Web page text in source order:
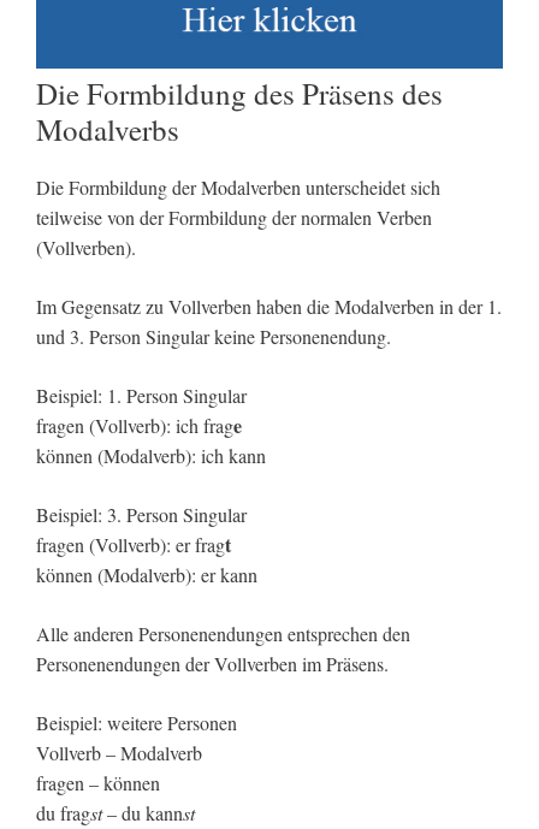
Die Formbildung des Präsens des
Modalverbs
Die Formbildung der Modalverben unterscheidet sich
teilweise von der Formbildung der normalen Verben
(Vollverben).
Im Gegensatz zu Vollverben haben die Modalverben in der 1.
und 3. Person Singular keine Personenendung.
Beispiel: 1. Person Singular
fragen (Vollverb): ich frage
können (Modalverb): ich kann
Beispiel: 3. Person Singular
fragen (Vollverb): er fragt
können (Modalverb): er kann
Alle anderen Personenendungen entsprechen den
Personenendungen der Vollverben im Präsens.
Beispiel: weitere Personen
Vollverb – Modalverb
fragen – können
du fragst– du kannst